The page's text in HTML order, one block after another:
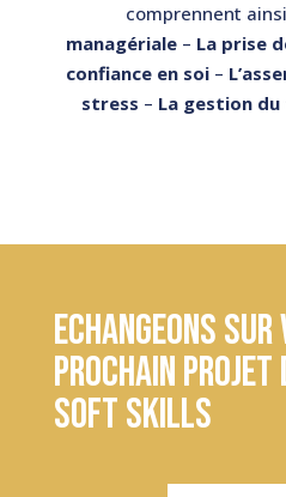
comprennent
managériale – La prise
confiance en soi –
stress – La gestion
Echangeons
prochain projet
soft skills